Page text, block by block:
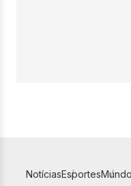
NotíciasEsportes